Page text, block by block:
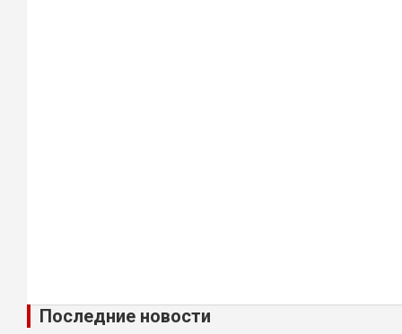
Последние новости